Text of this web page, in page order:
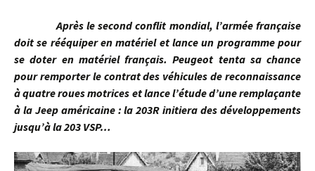
Après le second conflit mondial, l’armée française
doit se rééquiper en matériel et lance un programme pour
se doter en matériel français. Peugeot tenta sa chance
pour remporter le contrat des véhicules de reconnaissance
à quatre roues motrices et lance l’étude d’une remplaçante
à la Jeep américaine : la 203R initiera des développements
jusqu’à la 203 VSP…